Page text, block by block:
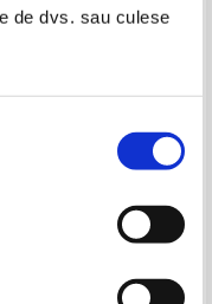
de dvs. sau culese